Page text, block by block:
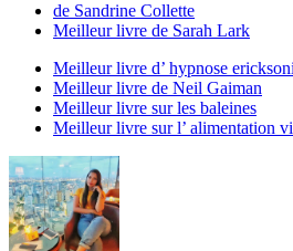
de Sandrine Collette
Meilleur livre de Sarah Lark
Meilleur livre d’ hypnose
Meilleur livre de Neil Gaiman
Meilleur livre sur les baleines
Meilleur livre sur l’ alimentation